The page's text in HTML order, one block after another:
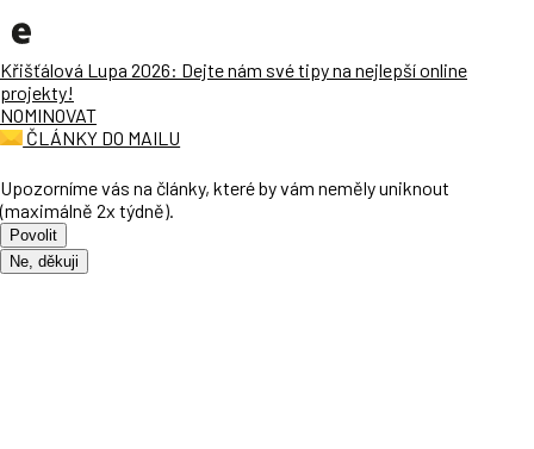
Křišťálová Lupa 2026: Dejte nám své tipy na nejlepší online
projekty!
NOMINOVAT
ČLÁNKY DO MAILU
Upozorníme vás na články, které by vám neměly uniknout
(maximálně 2x týdně).
Povolit
Ne, děkuji